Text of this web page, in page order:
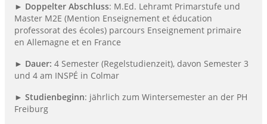
► Doppelter Abschluss: M.Ed. Lehramt Primarstufe und
Master M2E (Mention Enseignement et éducation
professorat des écoles) parcours Enseignement primaire
en Allemagne et en France
► Dauer: 4 Semester (Regelstudienzeit), davon Semester 3
und 4 am INSPÉ in Colmar
► Studienbeginn: jährlich zum Wintersemester an der PH
Freiburg